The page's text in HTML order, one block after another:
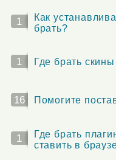
1
Как
брать?
1 Где брать
16 Помогите
1
Где брать
ставить в